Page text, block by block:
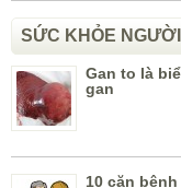
SỨC KHỎE
Gan to là
gan
10 căn